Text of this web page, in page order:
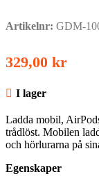
Artikelnr: GDM-
329,00 kr
I lager
Ladda mobil,
trådlöst. Mobilen
och hörlurarna på
Egenskaper